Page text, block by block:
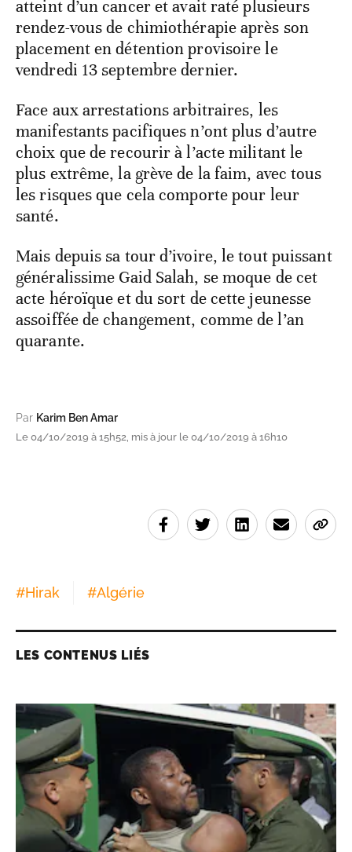
atteint d’un cancer et avait raté plusieurs
rendez-vous de chimiothérapie après son
placement en détention provisoire le
vendredi 13 septembre dernier.
Face aux arrestations arbitraires, les
manifestants pacifiques n’ont plus d’autre
choix que de recourir à l’acte militant le
plus extrême, la grève de la faim, avec tous
les risques que cela comporte pour leur
santé.
Mais depuis sa tour d’ivoire, le tout puissant
généralissime Gaid Salah, se moque de cet
acte héroïque et du sort de cette jeunesse
assoiffée de changement, comme de l’an
quarante.
Par Karim Ben Amar
Le 04/10/2019 à 15h52, mis à jour le 04/10/2019 à 16h10
#Hirak #Algérie
LES CONTENUS LIÉS